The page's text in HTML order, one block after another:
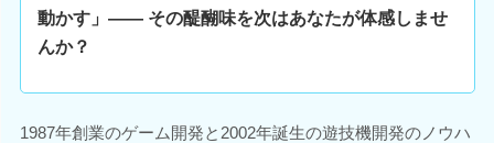
動かす」―― その醍醐味を次はあなたが体感しませ
んか？
1987年創業のゲーム開発と2002年誕生の遊技機開発のノウハ